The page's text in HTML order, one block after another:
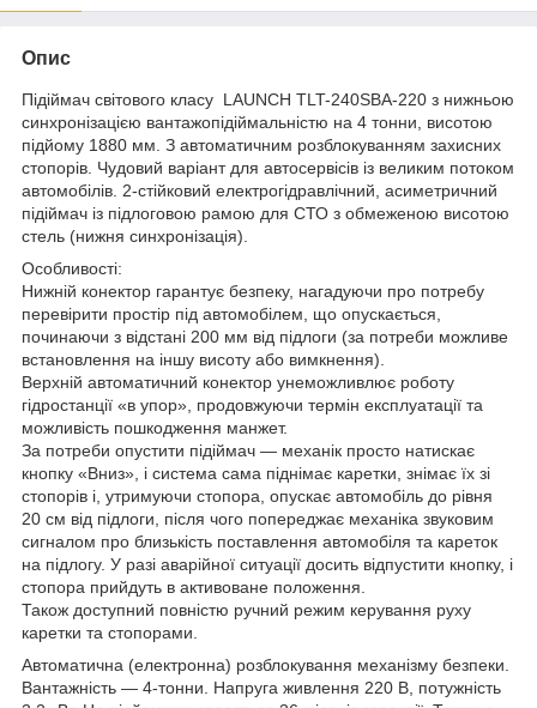
Опис
Підіймач світового класу LAUNCH TLT-240SBA-220 з нижньою
синхронізацією вантажопідіймальністю на 4 тонни, висотою
підйому 1880 мм. З автоматичним розблокуванням захисних
стопорів. Чудовий варіант для автосервісів із великим потоком
автомобілів. 2-стійковий електрогідравлічний, асиметричний
підіймач із підлоговою рамою для СТО з обмеженою висотою
стель (нижня синхронізація).
Особливості:
Нижній конектор гарантує безпеку, нагадуючи про потребу
перевірити простір під автомобілем, що опускається,
починаючи з відстані 200 мм від підлоги (за потреби можливе
встановлення на іншу висоту або вимкнення).
Верхній автоматичний конектор унеможливлює роботу
гідростанції «в упор», продовжуючи термін експлуатації та
можливість пошкодження манжет.
За потреби опустити підіймач — механік просто натискає
кнопку «Вниз», і система сама піднімає каретки, знімає їх зі
стопорів і, утримуючи стопора, опускає автомобіль до рівня
20 см від підлоги, після чого попереджає механіка звуковим
сигналом про близькість поставлення автомобіля та кареток
на підлогу. У разі аварійної ситуації досить відпустити кнопку, і
стопора прийдуть в активоване положення.
Також доступний повністю ручний режим керування руху
каретки та стопорами.
Автоматична (електронна) розблокування механізму безпеки.
Вантажність — 4-тонни. Напруга живлення 220 В, потужність